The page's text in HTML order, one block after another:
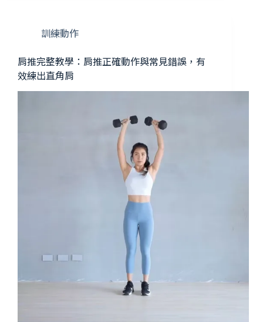
訓練動作
肩推完整教學：肩推正確動作與常見錯誤，有
效練出直角肩